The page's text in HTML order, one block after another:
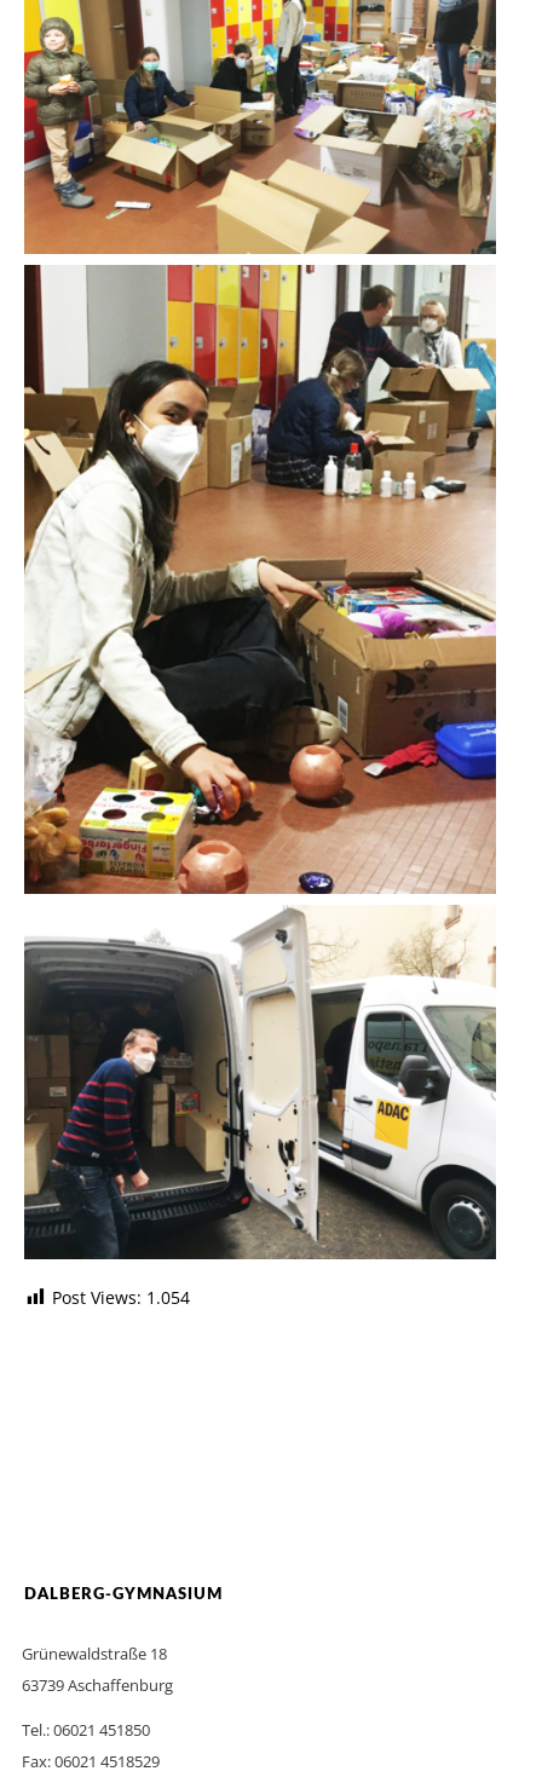
Post Views: 1.054
DALBERG-GYMNASIUM
Grünewaldstraße 18
63739 Aschaffenburg
Tel.: 06021 451850
Fax: 06021 4518529